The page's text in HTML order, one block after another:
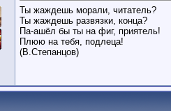
Ты жаждешь морали, читатель?
Ты жаждешь развязки, конца?
Па-ашёл бы ты на фиг, приятель!
Плюю на тебя, подлеца!
(В.Степанцов)